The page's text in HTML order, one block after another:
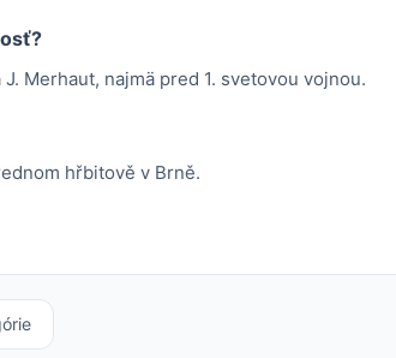
Merhaut, najmä pred 1. svetovou vojnou.
hřbitově v Brně.